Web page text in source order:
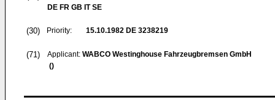
DE FR GB IT SE
(30) Priority: 15.10.1982 DE 3238219
(71) Applicant: WABCO Westinghouse Fahrzeugbremsen GmbH
()